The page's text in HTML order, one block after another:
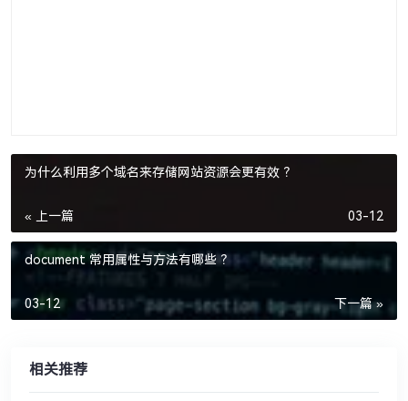
为什么利用多个域名来存储网站资源会更有效 ？
« 上一篇 03-12
document 常用属性与方法有哪些 ？
下一篇 »
03-12
相关推荐